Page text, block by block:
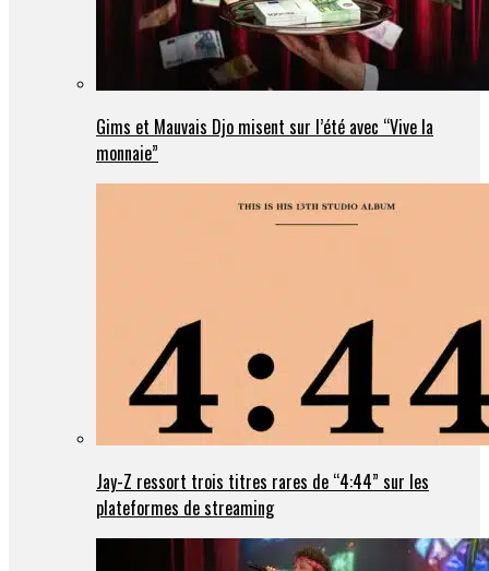
Gims et Mauvais Djo misent sur l’été avec “Vive la
monnaie”
Jay-Z ressort trois titres rares de “4:44” sur les
plateformes de streaming